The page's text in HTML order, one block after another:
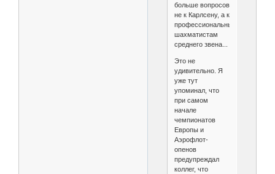
больше вопросов
не к Карлсену, а к
профессиональным
шахматистам
среднего звена...
Это не
удивительно. Я
уже тут
упоминал, что
при самом
начале
чемпионатов
Европы и
Аэрофлот-
опенов
предупреждал
коллег, что